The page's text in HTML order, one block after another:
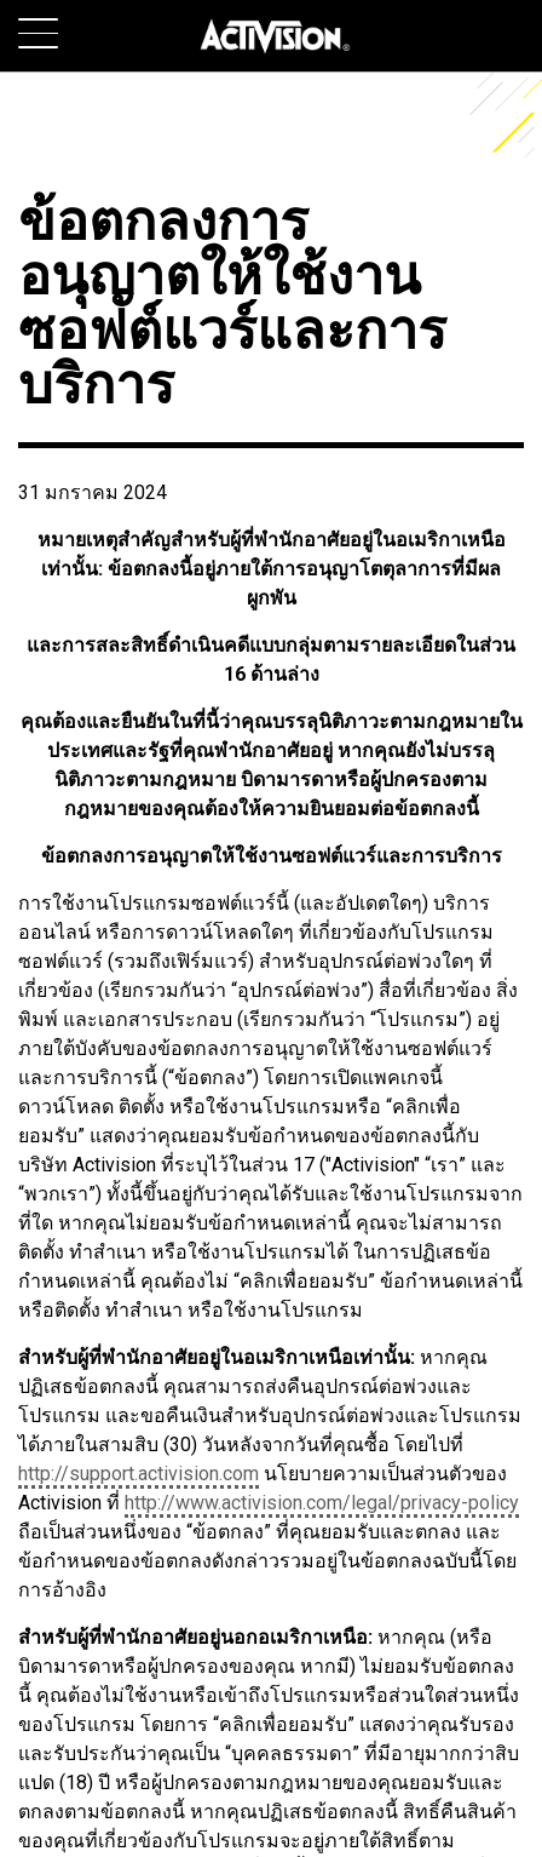
SKIP TO MAIN CONTENT
อาชีพ
SUPPORT
ข้อตกลงการ
อนุญาตให้ใช้งาน
ซอฟต์แวร์และการ
บริการ
31 มกราคม 2024
หมายเหตุสำคัญสำหรับผู้ที่พำนักอาศัยอยู่ในอเมริกาเหนือ
เท่านั้น: ข้อตกลงนี้อยู่ภายใต้การอนุญาโตตุลาการที่มีผล
ผูกพัน
และการสละสิทธิ์ดำเนินคดีแบบกลุ่มตามรายละเอียดในส่วน
16 ด้านล่าง
คุณต้องและยืนยันในที่นี้ว่าคุณบรรลุนิติภาวะตามกฎหมายใน
ประเทศและรัฐที่คุณพำนักอาศัยอยู่ หากคุณยังไม่บรรลุ
นิติภาวะตามกฎหมาย บิดามารดาหรือผู้ปกครองตาม
กฎหมายของคุณต้องให้ความยินยอมต่อข้อตกลงนี้
ข้อตกลงการอนุญาตให้ใช้งานซอฟต์แวร์และการบริการ
การใช้งานโปรแกรมซอฟต์แวร์นี้ (และอัปเดตใดๆ) บริการ
ออนไลน์ หรือการดาวน์โหลดใดๆ ที่เกี่ยวข้องกับโปรแกรม
ซอฟต์แวร์ (รวมถึงเฟิร์มแวร์) สำหรับอุปกรณ์ต่อพ่วงใดๆ ที่
เกี่ยวข้อง (เรียกรวมกันว่า “อุปกรณ์ต่อพ่วง”) สื่อที่เกี่ยวข้อง สิ่ง
พิมพ์ และเอกสารประกอบ (เรียกรวมกันว่า “โปรแกรม”) อยู่
ภายใต้บังคับของข้อตกลงการอนุญาตให้ใช้งานซอฟต์แวร์
และการบริการนี้ (“ข้อตกลง”) โดยการเปิดแพคเกจนี้
ดาวน์โหลด ติดตั้ง หรือใช้งานโปรแกรมหรือ “คลิกเพื่อ
ยอมรับ” แสดงว่าคุณยอมรับข้อกำหนดของข้อตกลงนี้กับ
บริษัท Activision ที่ระบุไว้ในส่วน 17 ("Activision" “เรา” และ
“พวกเรา”) ทั้งนี้ขึ้นอยู่กับว่าคุณได้รับและใช้งานโปรแกรมจาก
ที่ใด หากคุณไม่ยอมรับข้อกำหนดเหล่านี้ คุณจะไม่สามารถ
ติดตั้ง ทำสำเนา หรือใช้งานโปรแกรมได้ ในการปฏิเสธข้อ
กำหนดเหล่านี้ คุณต้องไม่ “คลิกเพื่อยอมรับ” ข้อกำหนดเหล่านี้
หรือติดตั้ง ทำสำเนา หรือใช้งานโปรแกรม
สำหรับผู้ที่พำนักอาศัยอยู่ในอเมริกาเหนือเท่านั้น: หากคุณ
ปฏิเสธข้อตกลงนี้ คุณสามารถส่งคืนอุปกรณ์ต่อพ่วงและ
โปรแกรม และขอคืนเงินสำหรับอุปกรณ์ต่อพ่วงและโปรแกรม
ได้ภายในสามสิบ (30) วันหลังจากวันที่คุณซื้อ โดยไปที่
http://support.activision.com นโยบายความเป็นส่วนตัวของ
Activision ที่ http://www.activision.com/legal/privacy-policy
ถือเป็นส่วนหนึ่งของ “ข้อตกลง” ที่คุณยอมรับและตกลง และ
ข้อกำหนดของข้อตกลงดังกล่าวรวมอยู่ในข้อตกลงฉบับนี้โดย
การอ้างอิง
สำหรับผู้ที่พำนักอาศัยอยู่นอกอเมริกาเหนือ: หากคุณ (หรือ
บิดามารดาหรือผู้ปกครองของคุณ หากมี) ไม่ยอมรับข้อตกลง
นี้ คุณต้องไม่ใช้งานหรือเข้าถึงโปรแกรมหรือส่วนใดส่วนหนึ่ง
ของโปรแกรม โดยการ “คลิกเพื่อยอมรับ” แสดงว่าคุณรับรอง
และรับประกันว่าคุณเป็น “บุคคลธรรมดา” ที่มีอายุมากกว่าสิบ
แปด (18) ปี หรือผู้ปกครองตามกฎหมายของคุณยอมรับและ
ตกลงตามข้อตกลงนี้ หากคุณปฏิเสธข้อตกลงนี้ สิทธิ์คืนสินค้า
ของคุณที่เกี่ยวข้องกับโปรแกรมจะอยู่ภายใต้สิทธิ์ตาม